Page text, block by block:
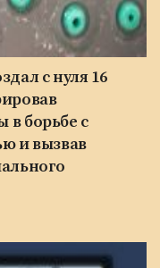
с нуля 16
борьбе с
и вызвав